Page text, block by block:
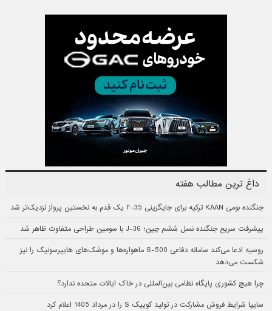
داغ ترین مطالب هفته
جنگنده بومی KAAN ترکیه برای جایگزینی F-35 یک قدم به نخستین پرواز نزدیک‌تر شد
پیشرفت سریع جنگنده نسل ششم چین؛ J-36 با سومین طراحی متفاوت ظاهر شد
روسیه ادعا می‌کند سامانه دفاعی S-500 ماهواره‌ها و موشک‌های هایپرسونیک را نیز
شکست می‌دهد
چرا هیچ کشوری پایگاه نظامی بین‌المللی در خاک ایالات متحده ندارد؟
سایپا شرایط فروش مشارکت در تولید کوییک S را در مرداد 1405 اعلام کرد